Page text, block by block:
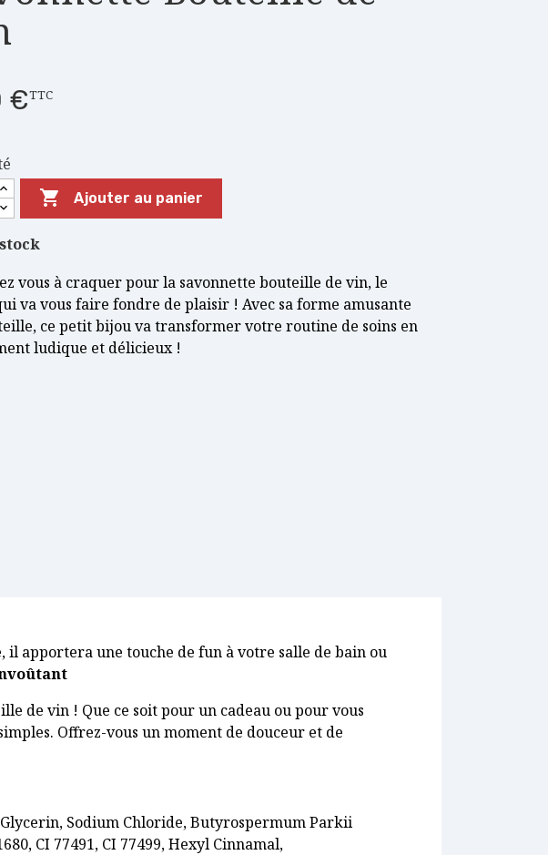
€TTC
 Ajouter au panier
vous à craquer pour la savonnette bouteille de vin, le
va vous faire fondre de plaisir ! Avec sa forme amusante
ce petit bijou va transformer votre routine de soins en
ludique et délicieux !
il apportera une touche de fun à votre salle de bain ou
de vin ! Que ce soit pour un cadeau ou pour vous
Offrez-vous un moment de douceur et de
Sodium Chloride, Butyrospermum Parkii
CI 77491, CI 77499, Hexyl Cinnamal,